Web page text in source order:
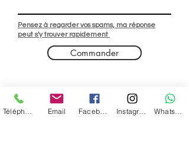
Pensez à regarder vos spams, ma réponse
peut s'y trouver rapidement
Commander
Email